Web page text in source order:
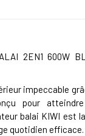
2EN1 600W
impeccable
pour
balai KIWI est
quotidien efficace.